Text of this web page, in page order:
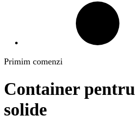
Primim comenzi
Container pentru
solide